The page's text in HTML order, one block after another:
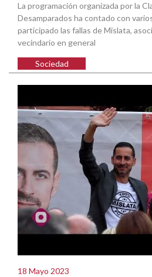
La programación organizada por la
Desamparados ha contado con
participado las fallas de Mislata,
vecindario en general
Sociedad
18 Mayo 2023